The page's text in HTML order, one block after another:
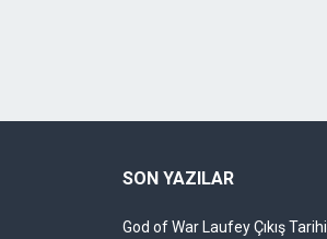
SON YAZILAR
God of War Laufey Çıkış Tarihi